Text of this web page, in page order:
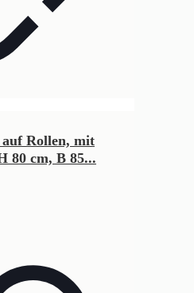
Rollen, mit
80 cm, B 85...